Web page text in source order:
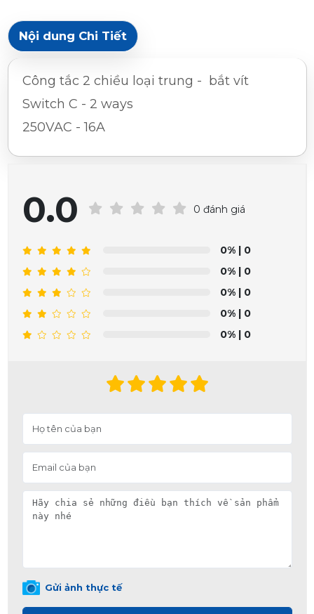
Nội dung Chi Tiết
Công tắc 2 chiều loại trung - bắt vít
Switch C - 2 ways
250VAC - 16A
0.0 0 đánh giá
0% | 0
0% | 0
0% | 0
0% | 0
0% | 0
Gửi ảnh thực tế